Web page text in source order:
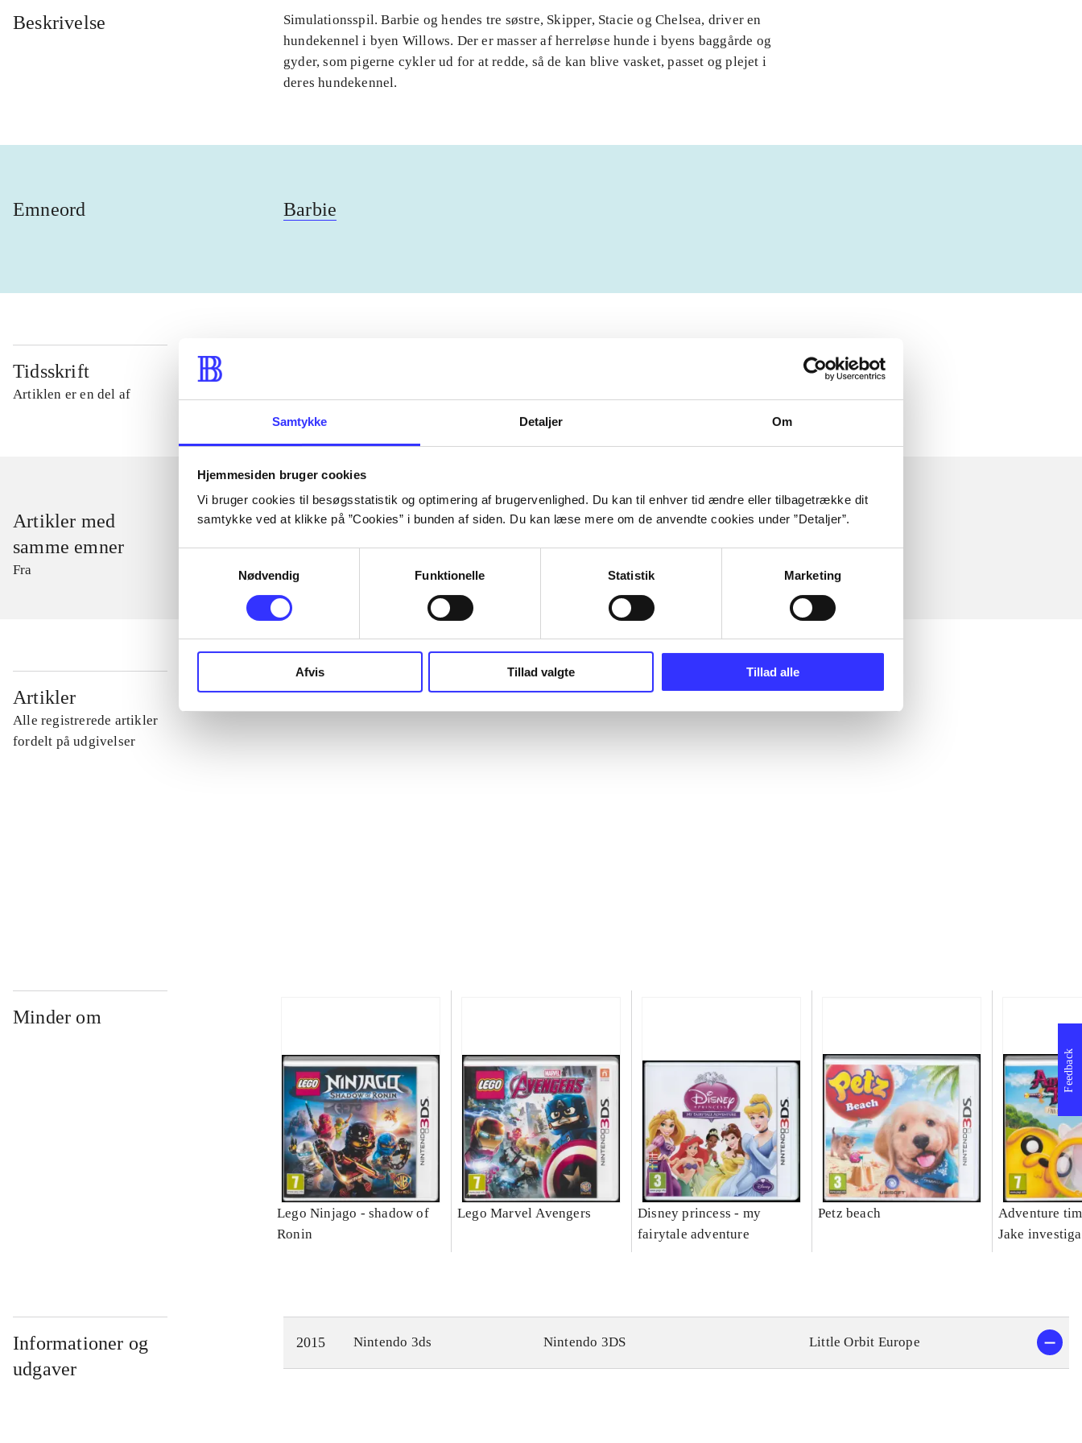
Samtykke Detaljer Om
Hjemmesiden bruger cookies
Vi bruger cookies til besøgsstatistik og optimering af brugervenlighed. Du kan til enhver tid ændre eller tilbagetrække dit
samtykke ved at klikke på ”Cookies” i bunden af siden. Du kan læse mere om de anvendte cookies under ”Detaljer”.
Nødvendig
Funktionelle Statistik Marketing
Afvis Tillad valgte Tillad alle
Beskrivelse
Simulationsspil. Barbie og hendes tre søstre, Skipper, Stacie og Chelsea, driver en
hundekennel i byen Willows. Der er masser af herreløse hunde i byens baggårde og
gyder, som pigerne cykler ud for at redde, så de kan blive vasket, passet og plejet i
deres hundekennel.
Emneord Barbie
Tidsskrift
Artiklen er en del af
Artikler med
samme emner
Fra
Artikler
Alle registrerede artikler
fordelt på udgivelser
Minder om
Lego Ninjago - shadow of
Ronin
Lego Marvel Avengers
Disney princess - my
fairytale adventure
Petz beach
Adventure
Jake
Informationer og
udgaver
2015 Nintendo 3ds Nintendo 3DS Little Orbit Europe
Feedback